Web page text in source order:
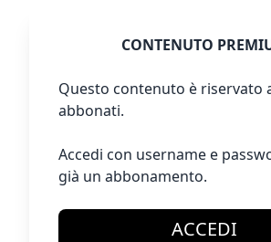
CONTENUTO
Questo contenuto è riservato
abbonati.
Accedi con username e
già un abbonamento.
ACCEDI